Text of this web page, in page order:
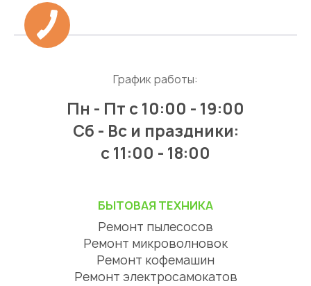
График работы:
Пн - Пт с 10:00 - 19:00
Сб - Вс и праздники:
c 11:00 - 18:00
БЫТОВАЯ ТЕХНИКА
Ремонт пылесосов
Ремонт микроволновок
Ремонт кофемашин
Ремонт электросамокатов